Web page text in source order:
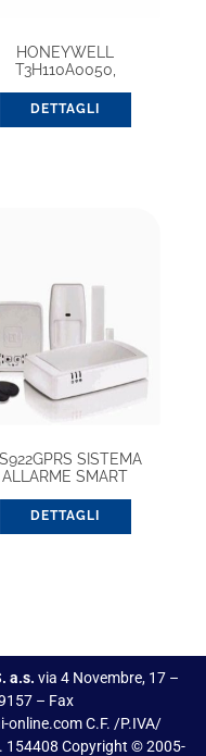
HONEYWELL
T3H110A0050,
PROGRAMMABILE
DETTAGLI
SISTEMA
ALLARME SMART
DETTAGLI
a.s. via 4 Novembre, 17 –
– Fax
online.com C.F. /P.IVA/
154408 Copyright © 2005-